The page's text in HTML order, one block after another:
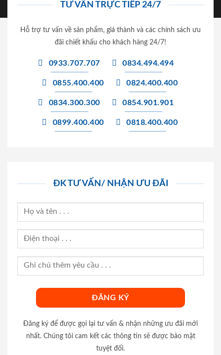
TƯ VẤN TRỰC TIẾP 24/7
Hỗ trợ tư vấn về sản phẩm, giá thành và các chính sách ưu
đãi chiết khấu cho khách hàng 24/7!
0933.707.707 0834.494.494
0855.400.400 0824.400.400
0834.300.300 0854.901.901
0899.400.400 0818.400.400
ĐK TƯ VẤN/ NHẬN ƯU ĐÃI
Đăng ký để được gọi lại tư vấn & nhận những ưu đãi mới
nhất. Chúng tôi cam kết các thông tin sẽ được bảo mật
tuyệt đối.